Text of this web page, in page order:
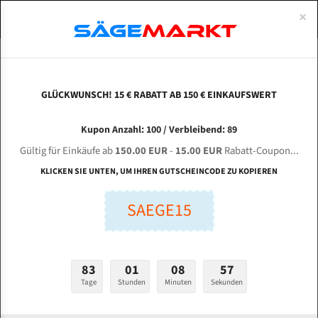
DONGGUAN XU QIANG Machinery GZ 4232 für
4115 mm Bi-Metall Bandsägeblätter
Länge (mm):
Stärken + Zahnteilung:
mm
ABOUTS
ENGLISH
Bi-Metall Meterware
Fleischerei Bandsägeblätter
Bandmesser Glatt Meterware
Konvex Meterware
×
GLÜCKWUNSCH! 15 € RABATT AB 150 € EINKAUFSWERT
Kupon Anzahl: 100 / Verbleibend: 89
Gültig für Einkäufe ab150.00 EUR- 15.00 EURRabatt-Coupon...
KLICKEN SIE UNTEN, UM IHREN GUTSCHEINCODE ZU KOPIEREN
SAEGE15
83
Tage
01
Stunden
08
Minuten
56
Sekunden